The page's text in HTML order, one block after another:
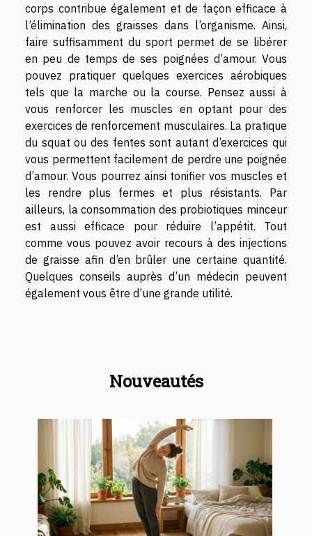
corps contribue également et de façon efficace à
l’élimination des graisses dans l’organisme. Ainsi,
faire suffisamment du sport permet de se libérer
en peu de temps de ses poignées d’amour. Vous
pouvez pratiquer quelques exercices aérobiques
tels que la marche ou la course. Pensez aussi à
vous renforcer les muscles en optant pour des
exercices de renforcement musculaires. La pratique
du squat ou des fentes sont autant d’exercices qui
vous permettent facilement de perdre une poignée
d’amour. Vous pourrez ainsi tonifier vos muscles et
les rendre plus fermes et plus résistants. Par
ailleurs, la consommation des probiotiques minceur
est aussi efficace pour réduire l’appétit. Tout
comme vous pouvez avoir recours à des injections
de graisse afin d’en brûler une certaine quantité.
Quelques conseils auprès d’un médecin peuvent
également vous être d’une grande utilité.
Nouveautés